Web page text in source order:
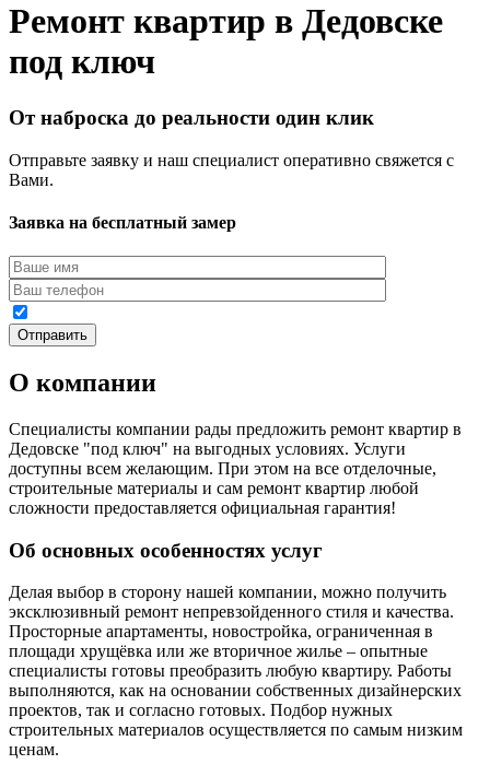
Ремонт квартир в Дедовске
под ключ
От наброска до реальности один клик
Отправьте заявку и наш специалист оперативно свяжется с
Вами.
Заявка на бесплатный замер
О компании
Специалисты компании рады предложить ремонт квартир в
Дедовске "под ключ" на выгодных условиях. Услуги
доступны всем желающим. При этом на все отделочные,
строительные материалы и сам ремонт квартир любой
сложности предоставляется официальная гарантия!
Об основных особенностях услуг
Делая выбор в сторону нашей компании, можно получить
эксклюзивный ремонт непревзойденного стиля и качества.
Просторные апартаменты, новостройка, ограниченная в
площади хрущёвка или же вторичное жилье – опытные
специалисты готовы преобразить любую квартиру. Работы
выполняются, как на основании собственных дизайнерских
проектов, так и согласно готовых. Подбор нужных
строительных материалов осуществляется по самым низким
ценам.